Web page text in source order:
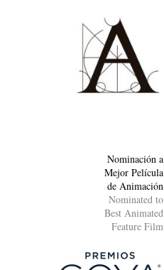
Nominación a
Mejor Película
de Animación
Nominated to
Best Animated
Feature Film